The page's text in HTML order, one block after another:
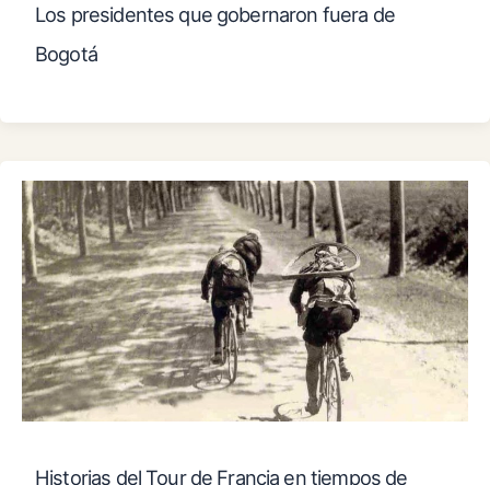
Los presidentes que gobernaron fuera de
Bogotá
Historias del Tour de Francia en tiempos de